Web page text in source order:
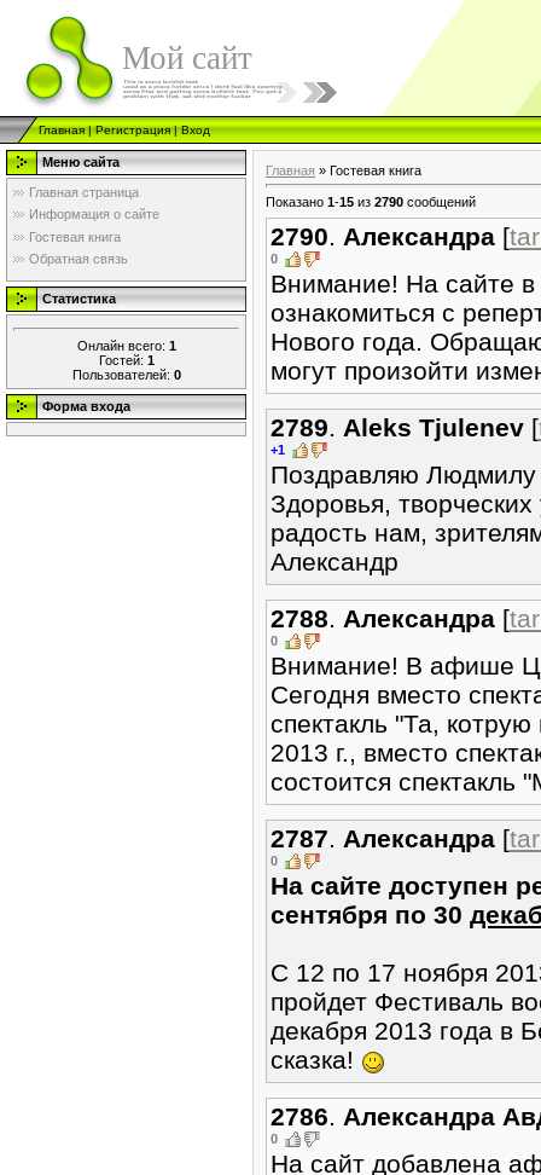
Мой сайт
Главная|Регистрация|Вход
Меню сайта
Главная страница
Информация о сайте
Гостевая книга
Обратная связь
Статистика
Онлайн всего: 1
Гостей: 1
Пользователей: 0
Форма входа
Главная » Гостевая книга
Показано 1-15 из 2790 сообщений
2790. Александра [
0
Внимание! На сайте
ознакомиться с
Нового года.
могут произойти
2789. Aleks Tjulenev [
+1
Поздравляю
Здоровья,
радость нам,
Александр
2788. Александра [
0
Внимание! В афише
Сегодня вместо
спектакль "Та,
2013 г., вместо
состоится
2787. Александра [
0
На сайте доступен
сентября по 30
С 12 по 17 ноября
пройдет Фестиваль
декабря 2013 года в
сказка!
2786. Александра
0
На сайт добавлена